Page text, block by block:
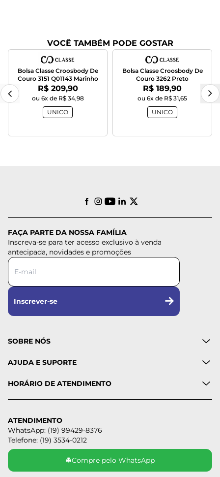
VOCÊ TAMBÉM PODE GOSTAR
Bolsa Classe Croosbody De
Couro 3151 Q01143 Marinho
Por:
R$ 209,90
ou 6x de R$ 34,98
UNICO
Bolsa Classe Croosbody De
Couro 3262 Preto
Por:
R$ 189,90
ou 6x de R$ 31,65
UNICO
FAÇA PARTE DA NOSSA FAMÍLIA
Inscreva-se para ter acesso exclusivo à venda
antecipada, novidades e promoções
Inscrever-se
SOBRE NÓS
AJUDA E SUPORTE
HORÁRIO DE ATENDIMENTO
ATENDIMENTO
WhatsApp: (19) 99429-8376
Telefone: (19) 3534-0212
☘Compre pelo WhatsApp